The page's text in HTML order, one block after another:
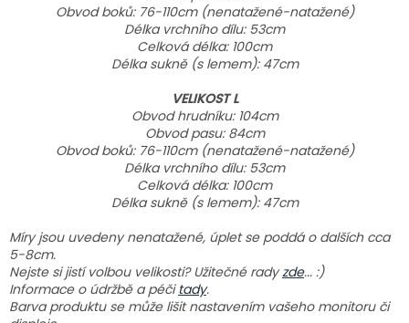
Obvod boků: 76-110cm (nenatažené-natažené)
Délka vrchního dílu: 53cm
Celková délka: 100cm
Délka sukně (s lemem): 47cm
VELIKOST L
Obvod hrudníku: 104cm
Obvod pasu: 84cm
Obvod boků: 76-110cm (nenatažené-natažené)
Délka vrchního dílu: 53cm
Celková délka: 100cm
Délka sukně (s lemem): 47cm
Míry jsou uvedeny nenatažené, úplet se poddá o dalších cca
5-8cm.
Nejste si jistí volbou velikosti? Užitečné rady zde... :)
Informace o údržbě a péči tady.
Barva produktu se může lišit nastavením vašeho monitoru či